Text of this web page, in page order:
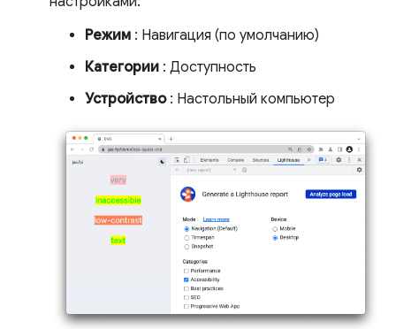
Режим : Навигация (по умолчанию)
Категории : Доступность
Устройство: Настольный компьютер